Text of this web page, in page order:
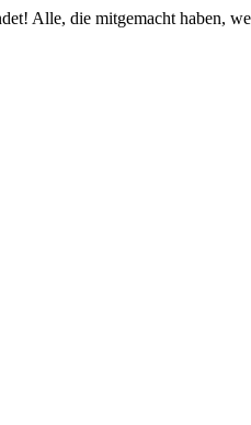
Alle, die mitgemacht haben,